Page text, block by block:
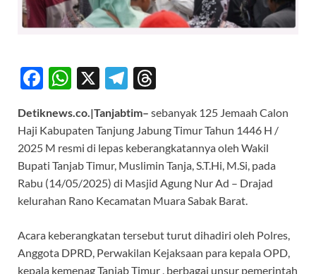
F
e
b
o
o
k
W
at
s
A
p
p
X
T
e
gr
a
m
e
a
ds
Detiknews.co.|Tanjabtim– sebanyak 125 Jemaah Calon
Haji Kabupaten Tanjung Jabung Timur Tahun 1446 H /
2025 M resmi di lepas keberangkatannya oleh Wakil
Bupati Tanjab Timur, Muslimin Tanja, S.T.Hi, M.Si, pada
Rabu (14/05/2025) di Masjid Agung Nur Ad – Drajad
kelurahan Rano Kecamatan Muara Sabak Barat.
Acara keberangkatan tersebut turut dihadiri oleh Polres,
Anggota DPRD, Perwakilan Kejaksaan para kepala OPD,
kepala kemenag Tanjab Timur , berbagai unsur pemerintah